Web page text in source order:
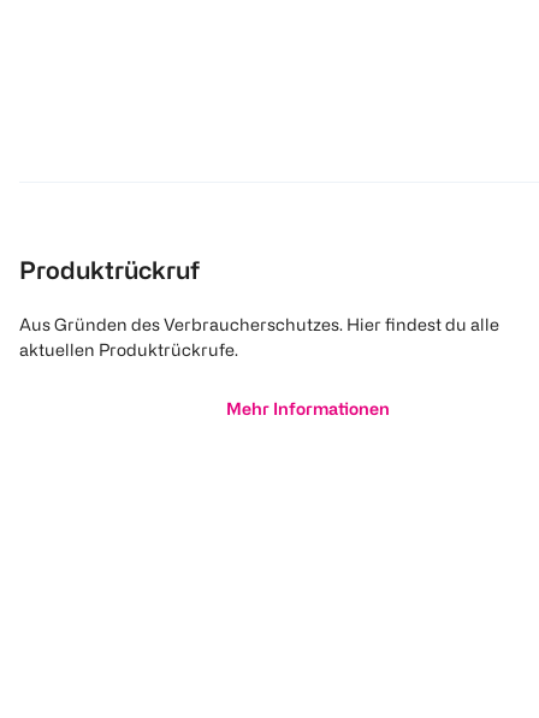
Produktrückruf
Aus Gründen des Verbraucherschutzes. Hier findest du alle
aktuellen Produktrückrufe.
Mehr Informationen